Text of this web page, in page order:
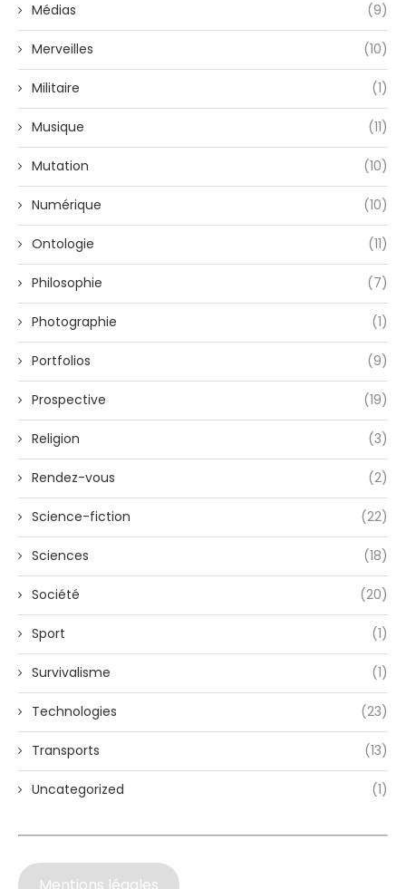
Médias (9)
Merveilles (10)
Militaire (1)
Musique (11)
Mutation (10)
Numérique (10)
Ontologie (11)
Philosophie (7)
Photographie (1)
Portfolios (9)
Prospective (19)
Religion (3)
Rendez-vous (2)
Science-fiction (22)
Sciences (18)
Société (20)
Sport (1)
Survivalisme (1)
Technologies (23)
Transports (13)
Uncategorized (1)
Mentions légales